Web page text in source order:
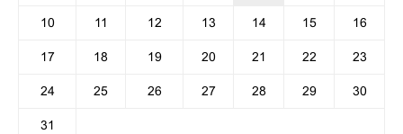
10 11 12 13 14 15 16
17 18 19 20 21 22 23
24 25 26 27 28 29 30
31